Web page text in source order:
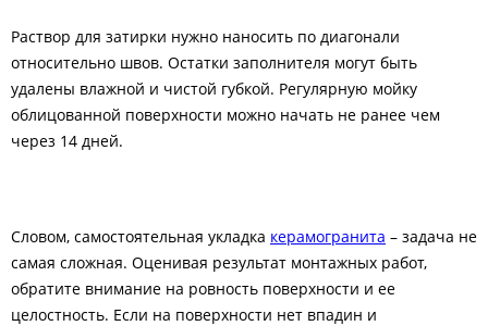
Раствор для затирки нужно наносить по диагонали
относительно швов. Остатки заполнителя могут быть
удалены влажной и чистой губкой. Регулярную мойку
облицованной поверхности можно начать не ранее чем
через 14 дней.
Словом, самостоятельная укладка керамогранита – задача не
самая сложная. Оценивая результат монтажных работ,
обратите внимание на ровность поверхности и ее
целостность. Если на поверхности нет впадин и